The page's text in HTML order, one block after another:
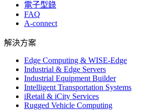
電子型錄
FAQ
A-connect
解決方案
Edge Computing & WISE-Edge
Industrial & Edge Servers
Industrial Equipment Builder
Intelligent Transportation Systems
iRetail & iCity Services
Rugged Vehicle Computing